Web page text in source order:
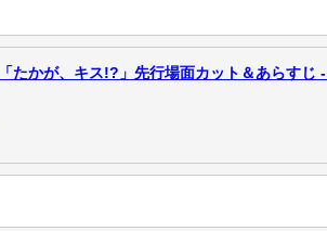
たかが、キス!?」先行場面カット＆あらすじ